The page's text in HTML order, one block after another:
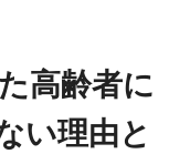
高齢者に
い理由と